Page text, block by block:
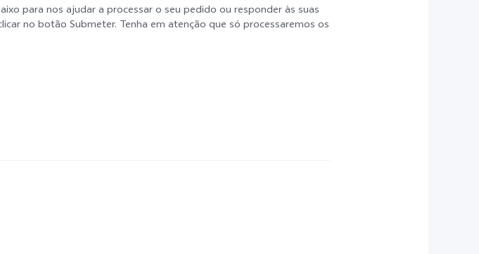
para nos ajudar a processar o seu pedido ou responder às suas
no botão Submeter. Tenha em atenção que só processaremos os